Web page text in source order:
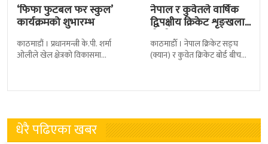
‘फिफा फुटबल फर स्कुल’
कार्यक्रमको शुभारम्भ
काठमाडौं । प्रधानमन्त्री के.पी. शर्मा
ओलीले खेल क्षेत्रको विकासमा
फुटबल संघ
नेपाल र कुवेतले वार्षिक
द्विपक्षीय क्रिकेट शृङ्खला
खेल्ने
काठमाडाैँ । नेपाल क्रिकेट सङ्घ
(क्यान) र कुवेत क्रिकेट बोर्ड बीच
भएकाे
धेरै पढिएका खबर